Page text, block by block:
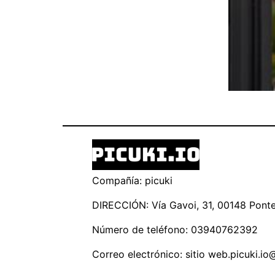
Compañía: picuki
DIRECCIÓN: Vía Gavoi, 31, 00148
Número de teléfono: 03940762392
Correo electrónico: sitio